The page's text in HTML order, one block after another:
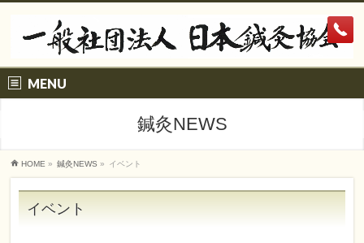
MENU
鍼灸NEWS
HOME » 鍼灸NEWS » イベント
イベント